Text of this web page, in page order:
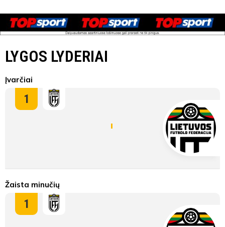
LYGOS LYDERIAI
Įvarčiai
1
Žaista minučių
1